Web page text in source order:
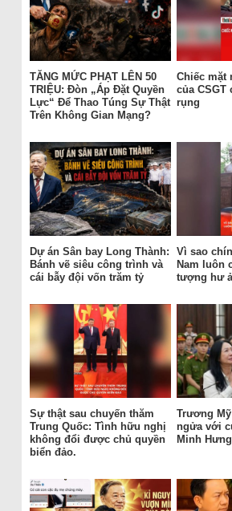
TĂNG MỨC PHẠT LÊN 50
TRIỆU: Đòn „Áp Đặt Quyền
Lực“ Để Thao Túng Sự Thật
Trên Không Gian Mạng?
Chiếc mặt
của
rụng
Dự án Sân bay Long Thành:
Bánh vẽ siêu công trình và
cái bẫy đội vốn trăm tỷ
Vì sao
Nam luôn
tượng hư
Sự thật sau chuyến thăm
Trung Quốc: Tình hữu nghị
không đổi được chủ quyền
biển đảo.
Trương
ngửa với
Minh